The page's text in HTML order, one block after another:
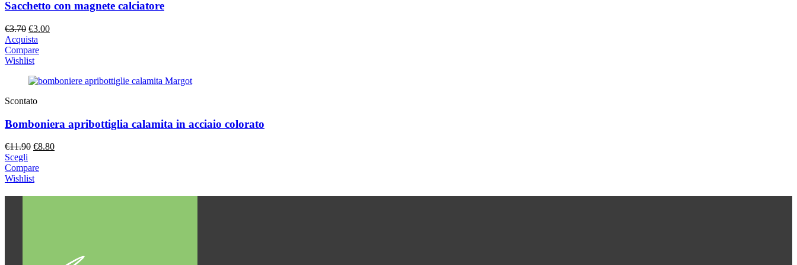
Sacchetto con magnete calciatore
€3.70 Il
prezzo
originale
era:
€3.00Il
Acquista
Compare
Wishlist
Scontato
Bomboniera apribottiglia calamita in acciaio colorato
€11.90 Il
originale
era:
€8.80Il
Scegli
Compare
Wishlist